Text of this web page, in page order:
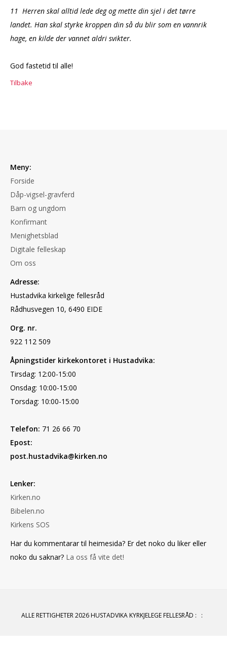
11 Herren skal alltid lede deg og mette din sjel i det tørre
landet. Han skal styrke kroppen din så du blir som en vannrik
hage, en kilde der vannet aldri svikter.
God fastetid til alle!
Tilbake
Meny:
Forside
Dåp-vigsel-gravferd
Barn og ungdom
Konfirmant
Menighetsblad
Digitale felleskap
Om oss
Adresse:
Hustadvika kirkelige fellesråd
Rådhusvegen 10, 6490 EIDE
Org. nr.
922 112 509
Åpningstider kirkekontoret i Hustadvika:
Tirsdag: 12:00-15:00
Onsdag: 10:00-15:00
Torsdag: 10:00-15:00
Telefon: 71 26 66 70
Epost:
post.hustadvika@kirken.no
Lenker:
Kirken.no
Bibelen.no
Kirkens SOS
Har du kommentarar til heimesida? Er det noko du liker eller
noko du saknar? La oss få vite det!
ALLE RETTIGHETER 2026 HUSTADVIKA KYRKJELEGE FELLESRÅD : :